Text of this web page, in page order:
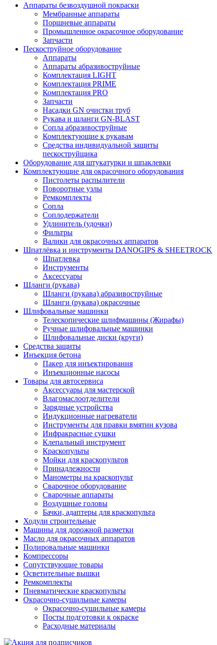
Аппараты безвоздушной покраски
Мембранные аппараты
Поршневые аппараты
Промышленное окрасочное оборудование
Запчасти
Пескоструйное оборудование
Аппараты
Аппараты абразивоструйные
Комплектация LIGHT
Комплектация PRIME
Комплектация PRO
Запчасти
Насадки GN очистки труб
Рукава и шланги GN-BLAST
Сопла абразивоструйные
Комплектующие к рукавам
Средства индивидуальной защиты
пескоструйщика
Оборудование для штукатурки и шпаклевки
Комплектующие для окрасочного оборудования
Пистолеты распылители
Поворотные узлы
Ремкомплекты
Сопла
Соплодержатели
Удлинитель (удочки)
Фильтры
Валики для окрасочных аппаратов
Шпатлёвка и инструменты DANOGIPS & SHEETROCK
Шпатлевка
Инструменты
Аксессуары
Шланги (рукава)
Шланги (рукава) абразивоструйные
Шланги (рукава) окрасочные
Шлифовальные машинки
Телескопические шлифмашины (Жирафы)
Ручные шлифовальные машинки
Шлифовальные диски (круги)
Средства защиты
Инъекция бетона
Пакер для инъектирования
Инъекционные насосы
Товары для автосервиса
Аксессуары для мастерской
Влагомаслоотделители
Зарядные устройства
Индукционные нагреватели
Инструменты для правки вмятин кузова
Инфракрасные сушки
Клепальный инструмент
Краскопульты
Мойки для краскопультов
Принадлежности
Манометры на краскопульт
Сварочное оборудование
Сварочные аппараты
Воздушные головы
Бачки, адаптеры для краскопульта
Ходули строительные
Машины для дорожной разметки
Масло для окрасочных аппаратов
Полировальные машинки
Компрессоры
Сопутствующие товары
Осветительные вышки
Ремкомплекты
Пневматические краскопульты
Окрасочно-сушильные камеры
Окрасочно-сушильные камеры
Посты подготовки к окраске
Расходные материалы